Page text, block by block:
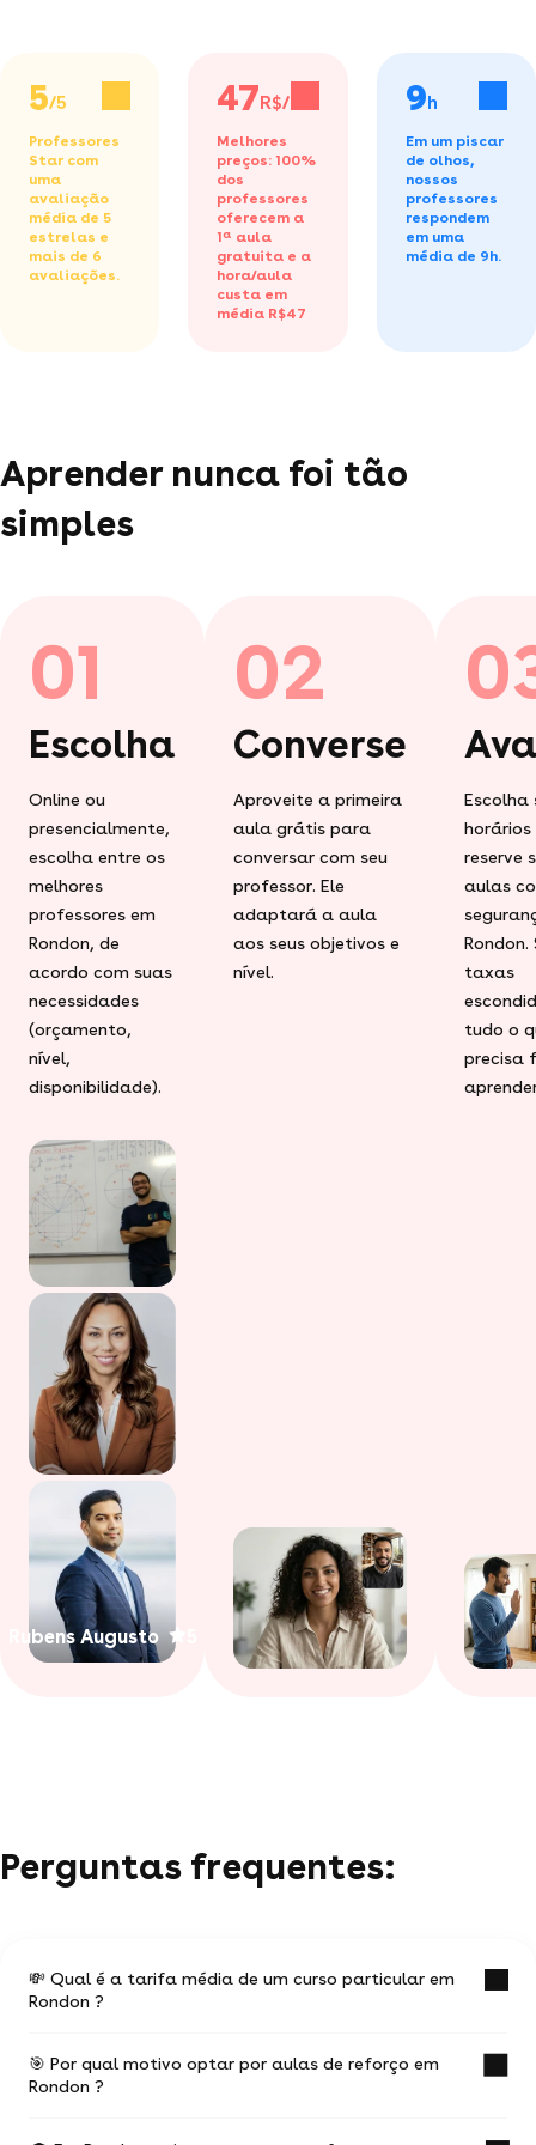
5/5
Professores
Star com
uma
avaliação
média de 5
estrelas e
mais de 6
avaliações.
47R$/h
Melhores
preços: 100%
dos
professores
oferecem a
1ª aula
gratuita e a
hora/aula
custa em
média R$47
9h
Em um piscar
de olhos,
nossos
professores
respondem
em uma
média de 9h.
Aprender nunca foi tão
simples
01
Escolha
Online ou
presencialmente,
escolha entre os
melhores
professores em
Rondon, de
acordo com suas
necessidades
(orçamento,
nível,
disponibilidade).
Rubens Augusto
02
Converse
Aproveite a primeira
aula grátis para
conversar com seu
professor. Ele
adaptará a aula
aos seus objetivos e
nível.
Escolha
horários
reserve
aulas
Rondon.
taxas
tudo o
precisa
Perguntas frequentes:
💸 Qual é a tarifa média de um curso particular em
Rondon ?
O valor médio de uma aula particular
em Rondon é de R$ 47.
🎯 Por qual motivo optar por aulas de reforço em
Rondon ?